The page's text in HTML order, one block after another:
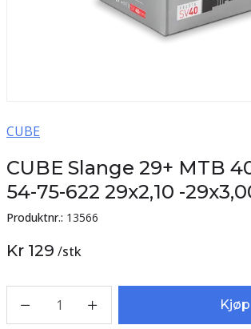
CUBE
CUBE Slange 29+ MTB
54-75-622 29x2,10 -
Produktnr.: 13566
Kr 129 /stk
1 Kjøp